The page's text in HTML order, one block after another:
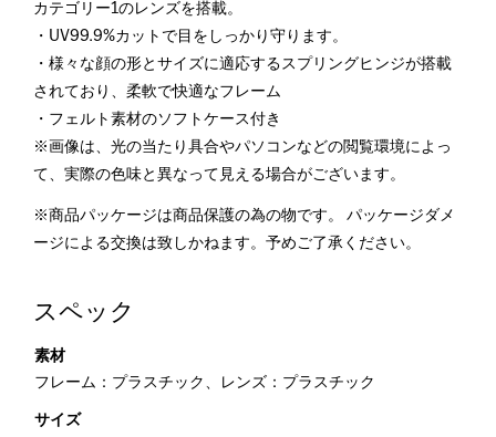
カテゴリー1のレンズを搭載。
・UV99.9%カットで目をしっかり守ります。
・様々な顔の形とサイズに適応するスプリングヒンジが搭載
されており、柔軟で快適なフレーム
・フェルト素材のソフトケース付き
※画像は、光の当たり具合やパソコンなどの閲覧環境によっ
て、実際の色味と異なって見える場合がございます。
※商品パッケージは商品保護の為の物です。 パッケージダメ
ージによる交換は致しかねます。予めご了承ください。
スペック
素材
フレーム：プラスチック、レンズ：プラスチック
サイズ